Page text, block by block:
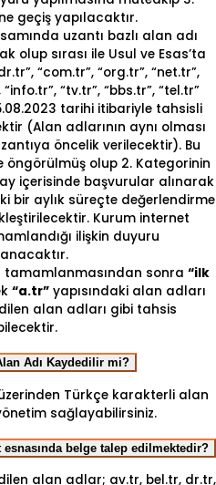
geçiş yapılacaktır.
uzantı bazlı alan adı
olup sırası ile Usul ve Esas’ta
“com.tr”, “org.tr”, “net.tr”,
“tv.tr”, “bbs.tr”, “tel.tr”
tarihi itibariyle tahsisli
(Alan adlarının aynı olması
öncelik verilecektir). Bu
olup 2. Kategorinin
içerisinde başvurular alınarak
bir aylık süreçte değerlendirme
Kurum internet
ilişkin duyuru
tamamlanmasından sonra “ilk
“a.tr” yapısındaki alan adları
alan adları gibi tahsis
Adı Kaydedilir mi?
Türkçe karakterli alan
sağlayabilirsiniz.
esnasında belge talep edilmektedir?
alan adlar; av.tr, bel.tr, dr.tr,